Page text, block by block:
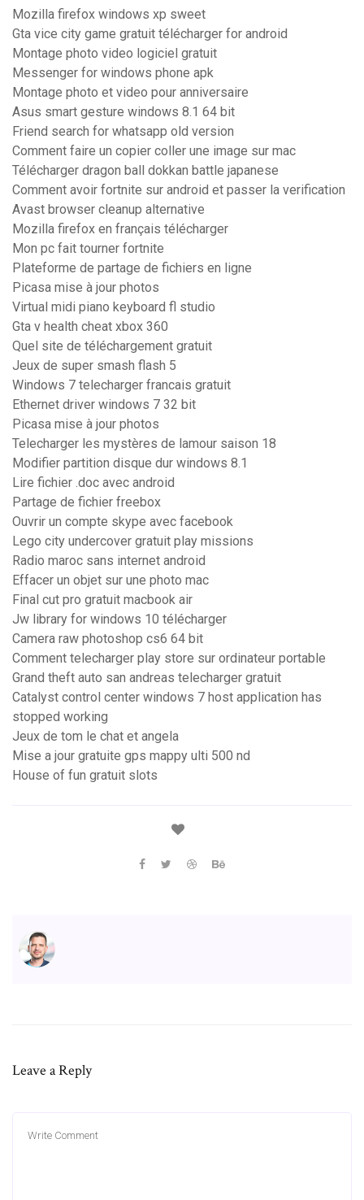
Mozilla firefox windows xp sweet
Gta vice city game gratuit télécharger for android
Montage photo video logiciel gratuit
Messenger for windows phone apk
Montage photo et video pour anniversaire
Asus smart gesture windows 8.1 64 bit
Friend search for whatsapp old version
Comment faire un copier coller une image sur mac
Télécharger dragon ball dokkan battle japanese
Comment avoir fortnite sur android et passer la verification
Avast browser cleanup alternative
Mozilla firefox en français télécharger
Mon pc fait tourner fortnite
Plateforme de partage de fichiers en ligne
Picasa mise à jour photos
Virtual midi piano keyboard fl studio
Gta v health cheat xbox 360
Quel site de téléchargement gratuit
Jeux de super smash flash 5
Windows 7 telecharger francais gratuit
Ethernet driver windows 7 32 bit
Picasa mise à jour photos
Telecharger les mystères de lamour saison 18
Modifier partition disque dur windows 8.1
Lire fichier .doc avec android
Partage de fichier freebox
Ouvrir un compte skype avec facebook
Lego city undercover gratuit play missions
Radio maroc sans internet android
Effacer un objet sur une photo mac
Final cut pro gratuit macbook air
Jw library for windows 10 télécharger
Camera raw photoshop cs6 64 bit
Comment telecharger play store sur ordinateur portable
Grand theft auto san andreas telecharger gratuit
Catalyst control center windows 7 host application has
stopped working
Jeux de tom le chat et angela
Mise a jour gratuite gps mappy ulti 500 nd
House of fun gratuit slots
Leave a Reply